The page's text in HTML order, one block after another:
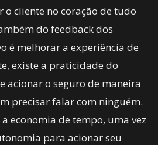
o cliente no coração de tudo
do feedback dos
é melhorar a experiência de
existe a praticidade do
acionar o seguro de maneira
precisar falar com ninguém.
economia de tempo, uma vez
para acionar seu